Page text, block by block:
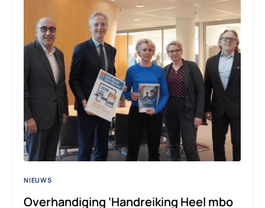
NIEUWS
Overhandiging ‘Handreiking Heel mbo